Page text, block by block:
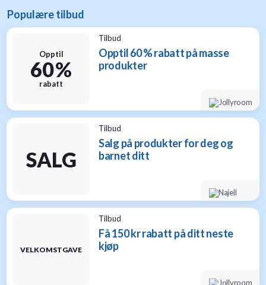
Populære tilbud
Opptil
60 %
rabatt
Tilbud
Opptil 60 % rabatt på masse
produkter
SALG
Tilbud
Salg på produkter for deg og
barnet ditt
VELKOMSTGAVE
Tilbud
Få 150 kr rabatt på ditt neste
kjøp